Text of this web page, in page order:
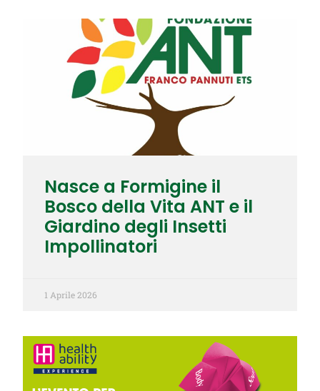
Nasce a Formigine il
Bosco della Vita ANT e il
Giardino degli Insetti
Impollinatori
1 Aprile 2026